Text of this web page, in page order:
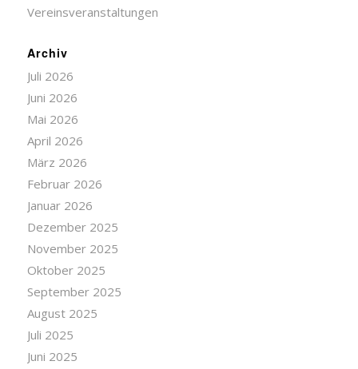
Vereinsveranstaltungen
Archiv
Juli 2026
Juni 2026
Mai 2026
April 2026
März 2026
Februar 2026
Januar 2026
Dezember 2025
November 2025
Oktober 2025
September 2025
August 2025
Juli 2025
Juni 2025